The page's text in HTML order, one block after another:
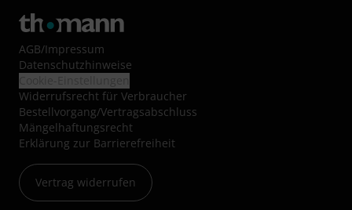
AGB/Impressum
Datenschutzhinweise
Widerrufsrecht für Verbraucher
Bestellvorgang/Vertragsabschluss
Mängelhaftungsrecht
Erklärung zur Barrierefreiheit
Vertrag widerrufen